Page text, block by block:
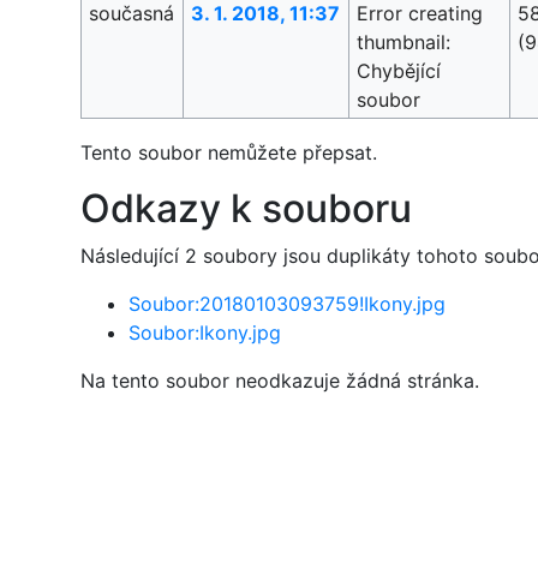
současná
3. 1. 2018, 11:37
Error creating
thumbnail:
Chybějící
soubor
Tento soubor nemůžete přepsat.
Odkazy k souboru
Následující 2 soubory jsou duplikáty tohoto
Soubor:20180103093759!Ikony.jpg
Soubor:Ikony.jpg
Na tento soubor neodkazuje žádná stránka.